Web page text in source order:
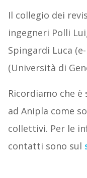
Il collegio dei
ingegneri Polli
Spingardi Luca
(Università di
Ricordiamo che
ad Anipla come
collettivi. Per le
contatti sono sul